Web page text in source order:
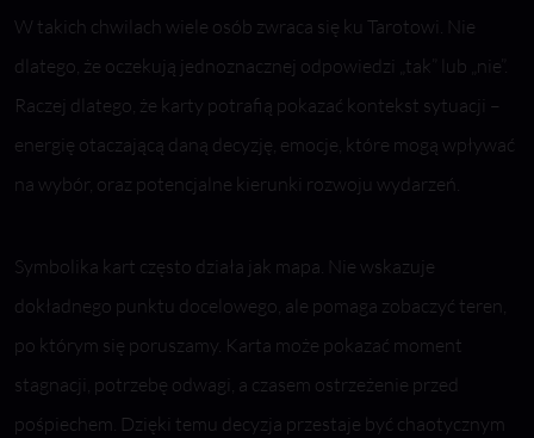
W takich chwilach wiele osób zwraca się ku Tarotowi. Nie
dlatego, że oczekują jednoznacznej odpowiedzi „tak” lub „nie”.
Raczej dlatego, że karty potrafią pokazać kontekst sytuacji –
energię otaczającą daną decyzję, emocje, które mogą wpływać
na wybór, oraz potencjalne kierunki rozwoju wydarzeń.
Symbolika kart często działa jak mapa. Nie wskazuje
dokładnego punktu docelowego, ale pomaga zobaczyć teren,
po którym się poruszamy. Karta może pokazać moment
stagnacji, potrzebę odwagi, a czasem ostrzeżenie przed
pośpiechem. Dzięki temu decyzja przestaje być chaotycznym